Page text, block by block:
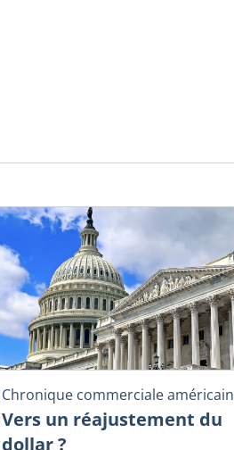
Chronique commerciale
Vers un réajustement du
dollar ?